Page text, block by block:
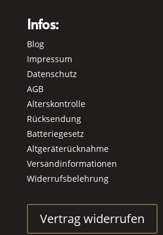
Infos:
Blog
Impressum
Datenschutz
AGB
Alterskontrolle
Rücksendung
Batteriegesetz
Altgeräterücknahme
Versandinformationen
Widerrufsbelehrung
Vertrag widerrufen